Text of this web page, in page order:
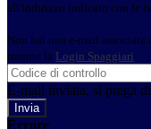
all'indirizzo indicato con le
Non hai una e-mail
tramite la Login Spaggiari
E-mail inviata, si prega
Errore